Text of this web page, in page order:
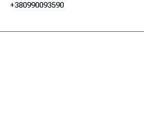
+380990093590